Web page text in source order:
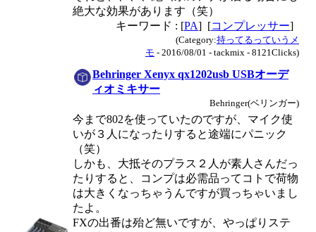
絶大な効果があります（笑）
キーワード : [PA] [コンプレッサー]
(Category:持ってるっていうメ
モ - 2016/08/01 - tackmix - 8121Clicks)
Behringer Xenyx qx1202usb USBオーデ
ィオミキサー
Behringer(ベリンガー)
今まで802を使っていたのですが、マイク使
いが３人になったりすると途端にパニック
（笑）
しかも、大抵そのプラス２人が素人さんだっ
たりすると、コンプは必需品ってコトで荷物
は大きくなっちゃうんですが買っちゃいまし
たよ。
FXの出番は殆ど無いですが、やっぱりステ